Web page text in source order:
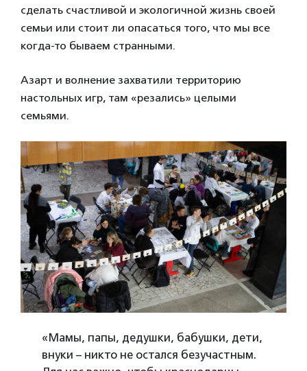
сделать счастливой и экологичной жизнь своей
семьи или стоит ли опасаться того, что мы все
когда-то бываем странными.
Азарт и волнение захватили территорию
настольных игр, там «резались» целыми
семьями.
«Мамы, папы, дедушки, бабушки, дети,
внуки – никто не остался безучастным.